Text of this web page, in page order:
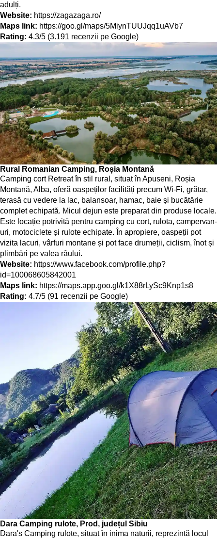
adulți.
Website: https://zagazaga.ro/
Maps link: https://goo.gl/maps/5MiynTUUJqq1uAVb7
Rating: 4.3/5 (3.191 recenzii pe Google)
Rural Romanian Camping, Roșia Montană
Camping cort Retreat în stil rural, situat în Apuseni, Roșia
Montană, Alba, oferă oaspeților facilități precum Wi-Fi, grătar,
terasă cu vedere la lac, balansoar, hamac, baie și bucătărie
complet echipată. Micul dejun este preparat din produse locale.
Este locație potrivită pentru camping cu cort, rulota, campervan-
uri, motociclete și rulote echipate. În apropiere, oaspeții pot
vizita lacuri, vârfuri montane și pot face drumeții, ciclism, înot și
plimbări pe valea râului.
Website: https://www.facebook.com/profile.php?
id=100068605842001
Maps link: https://maps.app.goo.gl/k1X88rLySc9Knp1s8
Rating: 4.7/5 (91 recenzii pe Google)
Dara Camping rulote, Prod, județul Sibiu
Dara's Camping rulote, situat în inima naturii, reprezintă locul